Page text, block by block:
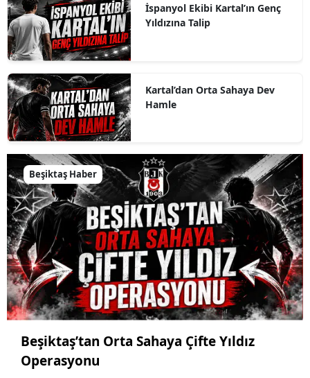
İspanyol Ekibi Kartal’ın Genç
Yıldızına Talip
Kartal’dan Orta Sahaya Dev
Hamle
Beşiktaş Haber
Beşiktaş’tan Orta Sahaya Çifte Yıldız
Operasyonu